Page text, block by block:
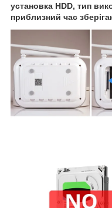
установка HDD, тип
приблизний час